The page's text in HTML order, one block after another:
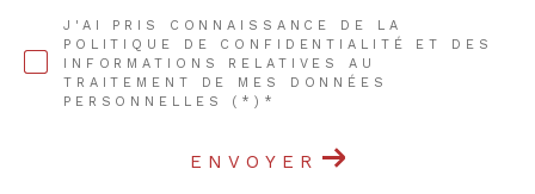
J'AI PRIS CONNAISSANCE DE LA
POLITIQUE DE CONFIDENTIALITÉ ET DES
INFORMATIONS RELATIVES AU
TRAITEMENT DE MES DONNÉES
PERSONNELLES (*)*
ENVOYER